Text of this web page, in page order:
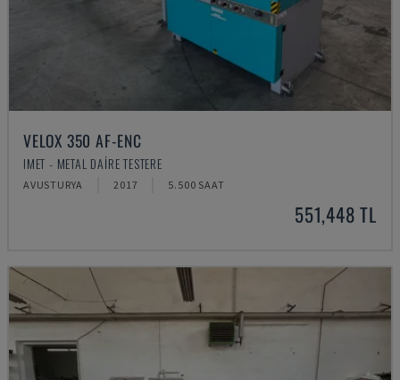
VELOX 350 AF-ENC
IMET - METAL DAIRE TESTERE
AVUSTURYA 2017 5.500 SAAT
551,448 TL